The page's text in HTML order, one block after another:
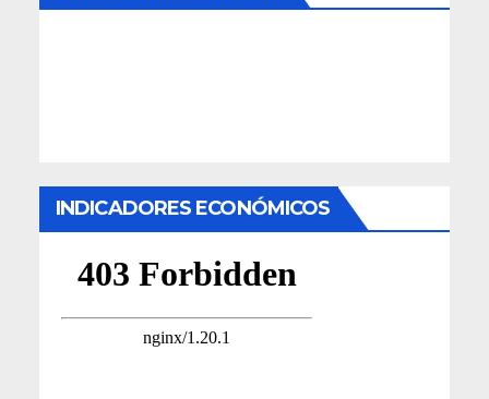
INDICADORES ECONÓMICOS